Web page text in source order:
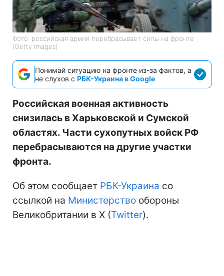
Фото: российская армия перебрасывает силы на фронте
(Getty Images)
Понимай ситуацию на фронте из-за фактов, а
не слухов с РБК-Украина в Google
Российская военная активность
снизилась в Харьковской и Сумской
областях. Части сухопутных войск РФ
перебрасываются на другие участки
фронта.
Об этом сообщает РБК-Украина со
ссылкой на Министерство обороны
Великобритании в Х (Twitter).